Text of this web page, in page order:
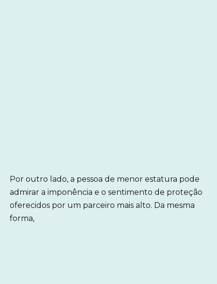
Por outro lado, a pessoa de menor estatura pode
admirar a imponência e o sentimento de proteção
oferecidos por um parceiro mais alto. Da mesma
forma,